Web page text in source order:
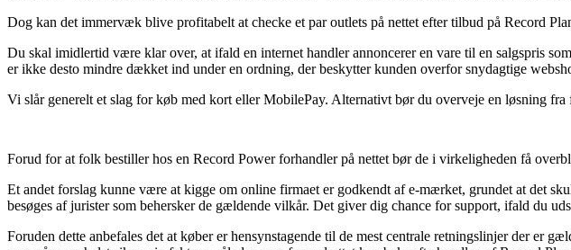
Dog kan det immervæk blive profitabelt at checke et par outlets på nettet efter tilbud på Record
Du skal imidlertid være klar over, at ifald en internet handler annoncerer en vare til en salgspris
er ikke desto mindre dækket ind under en ordning, der beskytter kunden overfor snydagtige
Vi slår generelt et slag for køb med kort eller MobilePay. Alternativt bør du overveje en løsning
Forud for at folk bestiller hos en Record Power forhandler på nettet bør de i virkeligheden få
Et andet forslag kunne være at kigge om online firmaet er godkendt af e-mærket, grundet at det
besøges af jurister som behersker de gældende vilkår. Det giver dig chance for support, ifald du
Foruden dette anbefales det at køber er hensynstagende til de mest centrale retningslinjer der er